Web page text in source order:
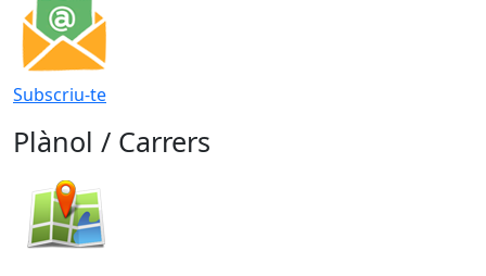
Subscriu-te
Plànol / Carrers